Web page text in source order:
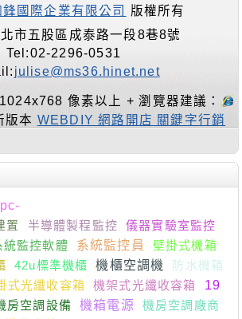
鋒國際企業有限公司
版權所有
市五股區成泰路一段8巷8號
Tel:02-2296-0531
julise@ms36.hinet.net
像素以上 + 瀏覽器建議：
版本 WEBDIY 網路開店 關鍵字行銷
置 半導體製程監控
儀器實驗室監控
統監控軟體 系統監控員
壁掛式機箱
42u標準機櫃 機櫃空調機
防水機箱
式光纖收容箱 機架式光纖收容箱
19
房空調設備 機箱電源
機房空調廠商